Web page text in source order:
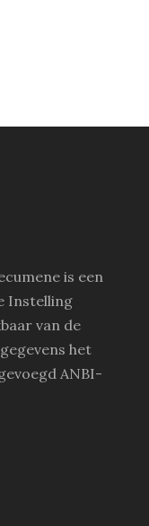
is een
Instelling
van de
het
ANBI-